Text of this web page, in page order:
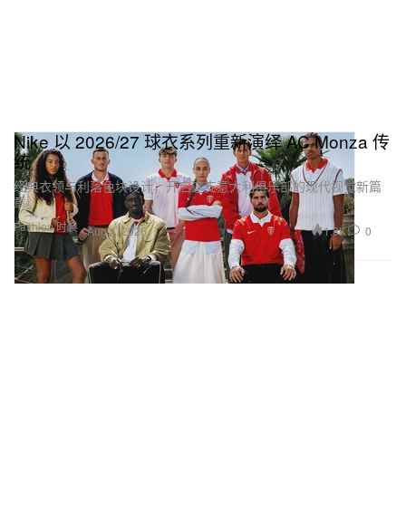
Fashion 时装
Nike 以 2026/27 球衣系列重新演绎 AC Monza 传
统
经典衣领与利落色块设计，开启这支意大利俱乐部的现代视觉新篇
章。
Aug 4, 2026 1.3K 0